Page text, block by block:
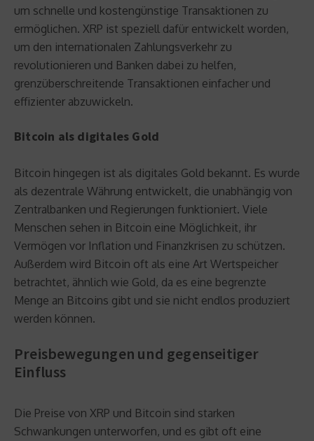
um schnelle und kostengünstige Transaktionen zu
ermöglichen. XRP ist speziell dafür entwickelt worden,
um den internationalen Zahlungsverkehr zu
revolutionieren und Banken dabei zu helfen,
grenzüberschreitende Transaktionen einfacher und
effizienter abzuwickeln.
Bitcoin als digitales Gold
Bitcoin hingegen ist als digitales Gold bekannt. Es wurde
als dezentrale Währung entwickelt, die unabhängig von
Zentralbanken und Regierungen funktioniert. Viele
Menschen sehen in Bitcoin eine Möglichkeit, ihr
Vermögen vor Inflation und Finanzkrisen zu schützen.
Außerdem wird Bitcoin oft als eine Art Wertspeicher
betrachtet, ähnlich wie Gold, da es eine begrenzte
Menge an Bitcoins gibt und sie nicht endlos produziert
werden können.
Preisbewegungen und gegenseitiger
Einfluss
Die Preise von XRP und Bitcoin sind starken
Schwankungen unterworfen, und es gibt oft eine